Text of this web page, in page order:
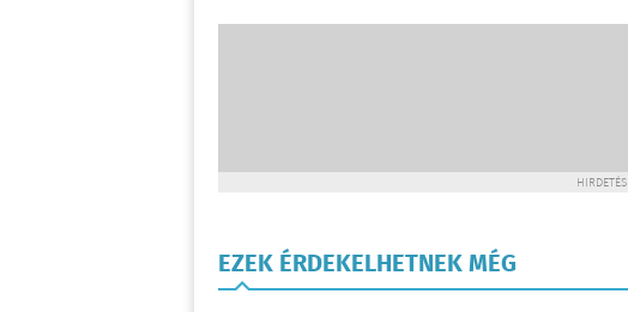
HIRDETÉS
EZEK ÉRDEKELHETNEK MÉG